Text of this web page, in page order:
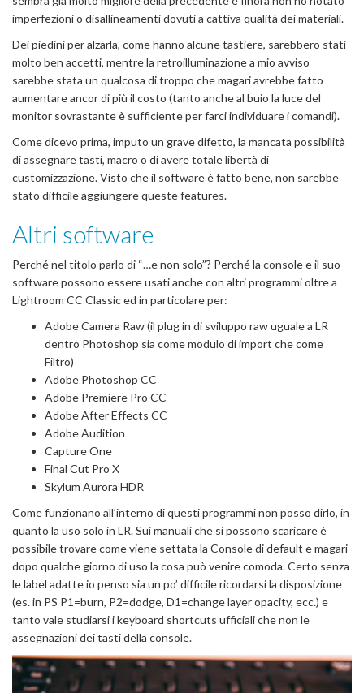
imperfezioni o disallineamenti dovuti a cattiva qualità dei materiali.
Dei piedini per alzarla, come hanno alcune tastiere, sarebbero stati
molto ben accetti, mentre la retroilluminazione a mio avviso
sarebbe stata un qualcosa di troppo che magari avrebbe fatto
aumentare ancor di più il costo (tanto anche al buio la luce del
monitor sovrastante è sufficiente per farci individuare i comandi).
Come dicevo prima, imputo un grave difetto, la mancata possibilità
di assegnare tasti, macro o di avere totale libertà di
customizzazione. Visto che il software è fatto bene, non sarebbe
stato difficile aggiungere queste features.
Altri software
Perché nel titolo parlo di “…e non solo”? Perché la console e il suo
software possono essere usati anche con altri programmi oltre a
Lightroom CC Classic ed in particolare per:
Adobe Camera Raw (il plug in di sviluppo raw uguale a LR
dentro Photoshop sia come modulo di import che come
Filtro)
Adobe Photoshop CC
Adobe Premiere Pro CC
Adobe After Effects CC
Adobe Audition
Capture One
Final Cut Pro X
Skylum Aurora HDR
Come funzionano all’interno di questi programmi non posso dirlo, in
quanto la uso solo in LR. Sui manuali che si possono scaricare è
possibile trovare come viene settata la Console di default e magari
dopo qualche giorno di uso la cosa può venire comoda. Certo senza
le label adatte io penso sia un po’ difficile ricordarsi la disposizione
(es. in PS P1=burn, P2=dodge, D1=change layer opacity, ecc.) e
tanto vale studiarsi i keyboard shortcuts ufficiali che non le
assegnazioni dei tasti della console.